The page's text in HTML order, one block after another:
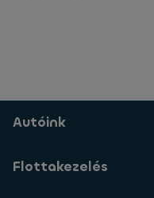
Autóink
Flottakezelés